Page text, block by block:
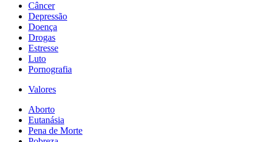
Câncer
Depressão
Doença
Drogas
Estresse
Luto
Pornografia
Valores
Aborto
Eutanásia
Pena de Morte